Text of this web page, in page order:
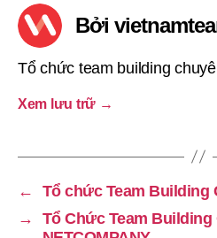
Bởi
Tổ chức team building
Xem lưu trữ →
←
Tổ chức Team Building
→
Tổ Chức Team Building